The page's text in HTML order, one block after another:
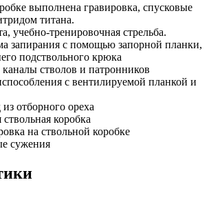
выполнена гравировка, спусковые
титана.
учебно-тренировочная стрельба.
запирания с помощью запорной планки,
подствольного крюка
стволов и патронников
с вентилируемой планкой и
отборного ореха
коробка
на ствольной коробке
сужения